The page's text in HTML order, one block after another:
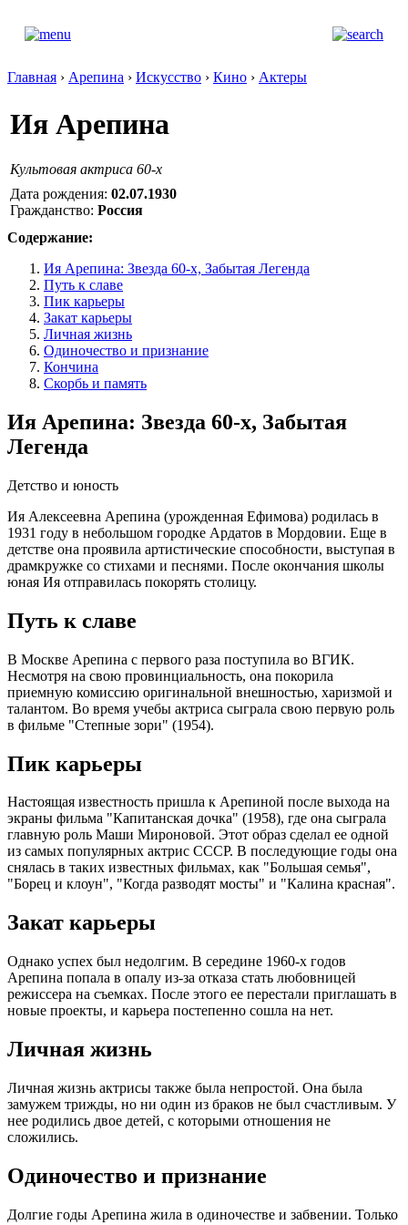
Главная › Арепина › Искусство › Кино › Актеры
Ия Арепина
Культовая актриса 60-x
Дата рождения: 02.07.1930
Гражданство: Россия
Содержание:
Ия Арепина: Звезда 60-х, Забытая Легенда
Путь к славе
Пик карьеры
Закат карьеры
Личная жизнь
Одиночество и признание
Кончина
Скорбь и память
Ия Арепина: Звезда 60-х, Забытая
Легенда
Детство и юность
Ия Алексеевна Арепина (урожденная Ефимова) родилась в
1931 году в небольшом городке Ардатов в Мордовии. Еще в
детстве она проявила артистические способности, выступая в
драмкружке со стихами и песнями. После окончания школы
юная Ия отправилась покорять столицу.
Путь к славе
В Москве Арепина с первого раза поступила во ВГИК.
Несмотря на свою провинциальность, она покорила
приемную комиссию оригинальной внешностью, харизмой и
талантом. Во время учебы актриса сыграла свою первую роль
в фильме "Степные зори" (1954).
Пик карьеры
Настоящая известность пришла к Арепиной после выхода на
экраны фильма "Капитанская дочка" (1958), где она сыграла
главную роль Маши Мироновой. Этот образ сделал ее одной
из самых популярных актрис СССР. В последующие годы она
снялась в таких известных фильмах, как "Большая семья",
"Борец и клоун", "Когда разводят мосты" и "Калина красная".
Закат карьеры
Однако успех был недолгим. В середине 1960-х годов
Арепина попала в опалу из-за отказа стать любовницей
режиссера на съемках. После этого ее перестали приглашать в
новые проекты, и карьера постепенно сошла на нет.
Личная жизнь
Личная жизнь актрисы также была непростой. Она была
замужем трижды, но ни один из браков не был счастливым. У
нее родились двое детей, с которыми отношения не
сложились.
Одиночество и признание
Долгие годы Арепина жила в одиночестве и забвении. Только